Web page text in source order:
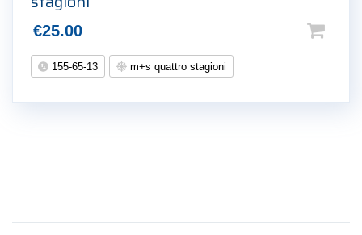
€25.00
155-65-13 m+s quattro stagioni